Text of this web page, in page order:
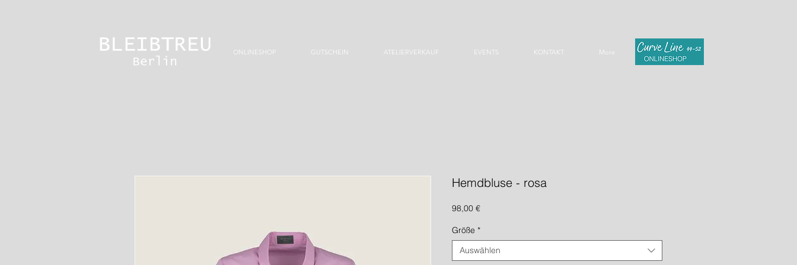
ONLINESHOP GUTSCHEIN ATELIERVERKAUF EVENTS KONTAKT More
Hemdbluse - rosa
98,00 €Preis
Größe *
Auswählen